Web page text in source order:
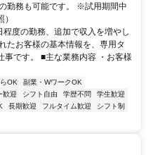
勤務も可能です。 ※試用期間中
度の勤務、追加で収入を増やし
たお客様の基本情報を、専用タ
事です。 ■主な業務内容 ・お客様
OK
副業・WワークOK
歓迎 シフト自由 学歴不問
学生歓迎
長期歓迎 フルタイム歓迎
シフト制